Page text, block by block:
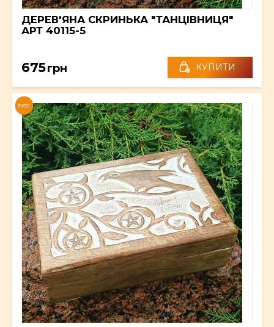
ДЕРЕВ'ЯНА СКРИНЬКА "ТАНЦІВНИЦЯ"
АРТ 40115-5
675грн КУПИТИ
NEW